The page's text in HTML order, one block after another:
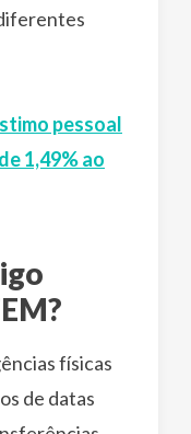
pessoal
1,49% ao
físicas
de datas